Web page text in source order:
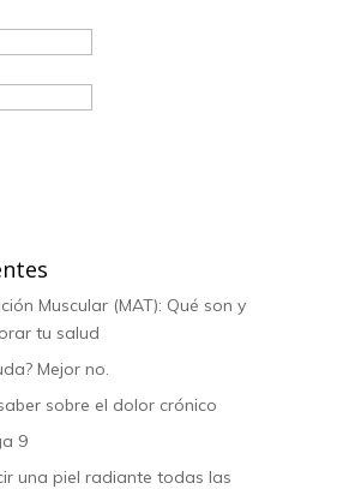
Muscular (MAT): Qué son y
tu salud
Mejor no.
sobre el dolor crónico
9
una piel radiante todas las